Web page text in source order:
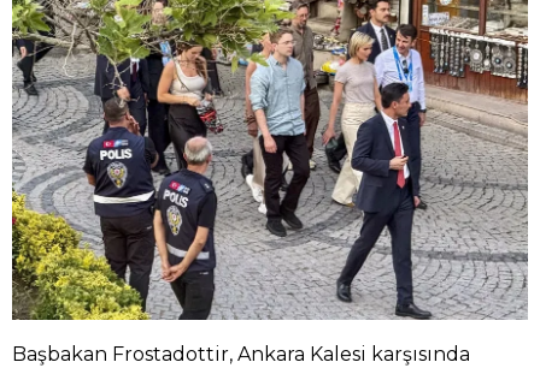
Başbakan Frostadottir, Ankara Kalesi karşısında